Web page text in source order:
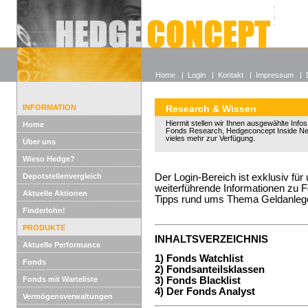
Alle
Wieso
INFORMATION
Home
Über uns
Wieso Hedge?
Depotstellenvergleich
Aktuelle Aktionen
Finderlohn!
PRODUKTE
Aktuelle Performance
Fonds
Fonds mit Warteliste
Vermögensverwaltungen
Research & Wissen
Hiermit stellen wir Ihnen ausgewählte
Fonds Research, Hedgeconcept Inside
vieles mehr zur Verfügung.
Der Login-Bereich ist exklusiv für
weiterführende Informationen zu
Tipps rund ums Thema
INHALTSVERZEICHNIS
1) Fonds Watchlist
2) Fondsanteilsklassen
3) Fonds Blacklist
4) Der Fonds Analyst
Home | Login | Kontakt | Impressum |